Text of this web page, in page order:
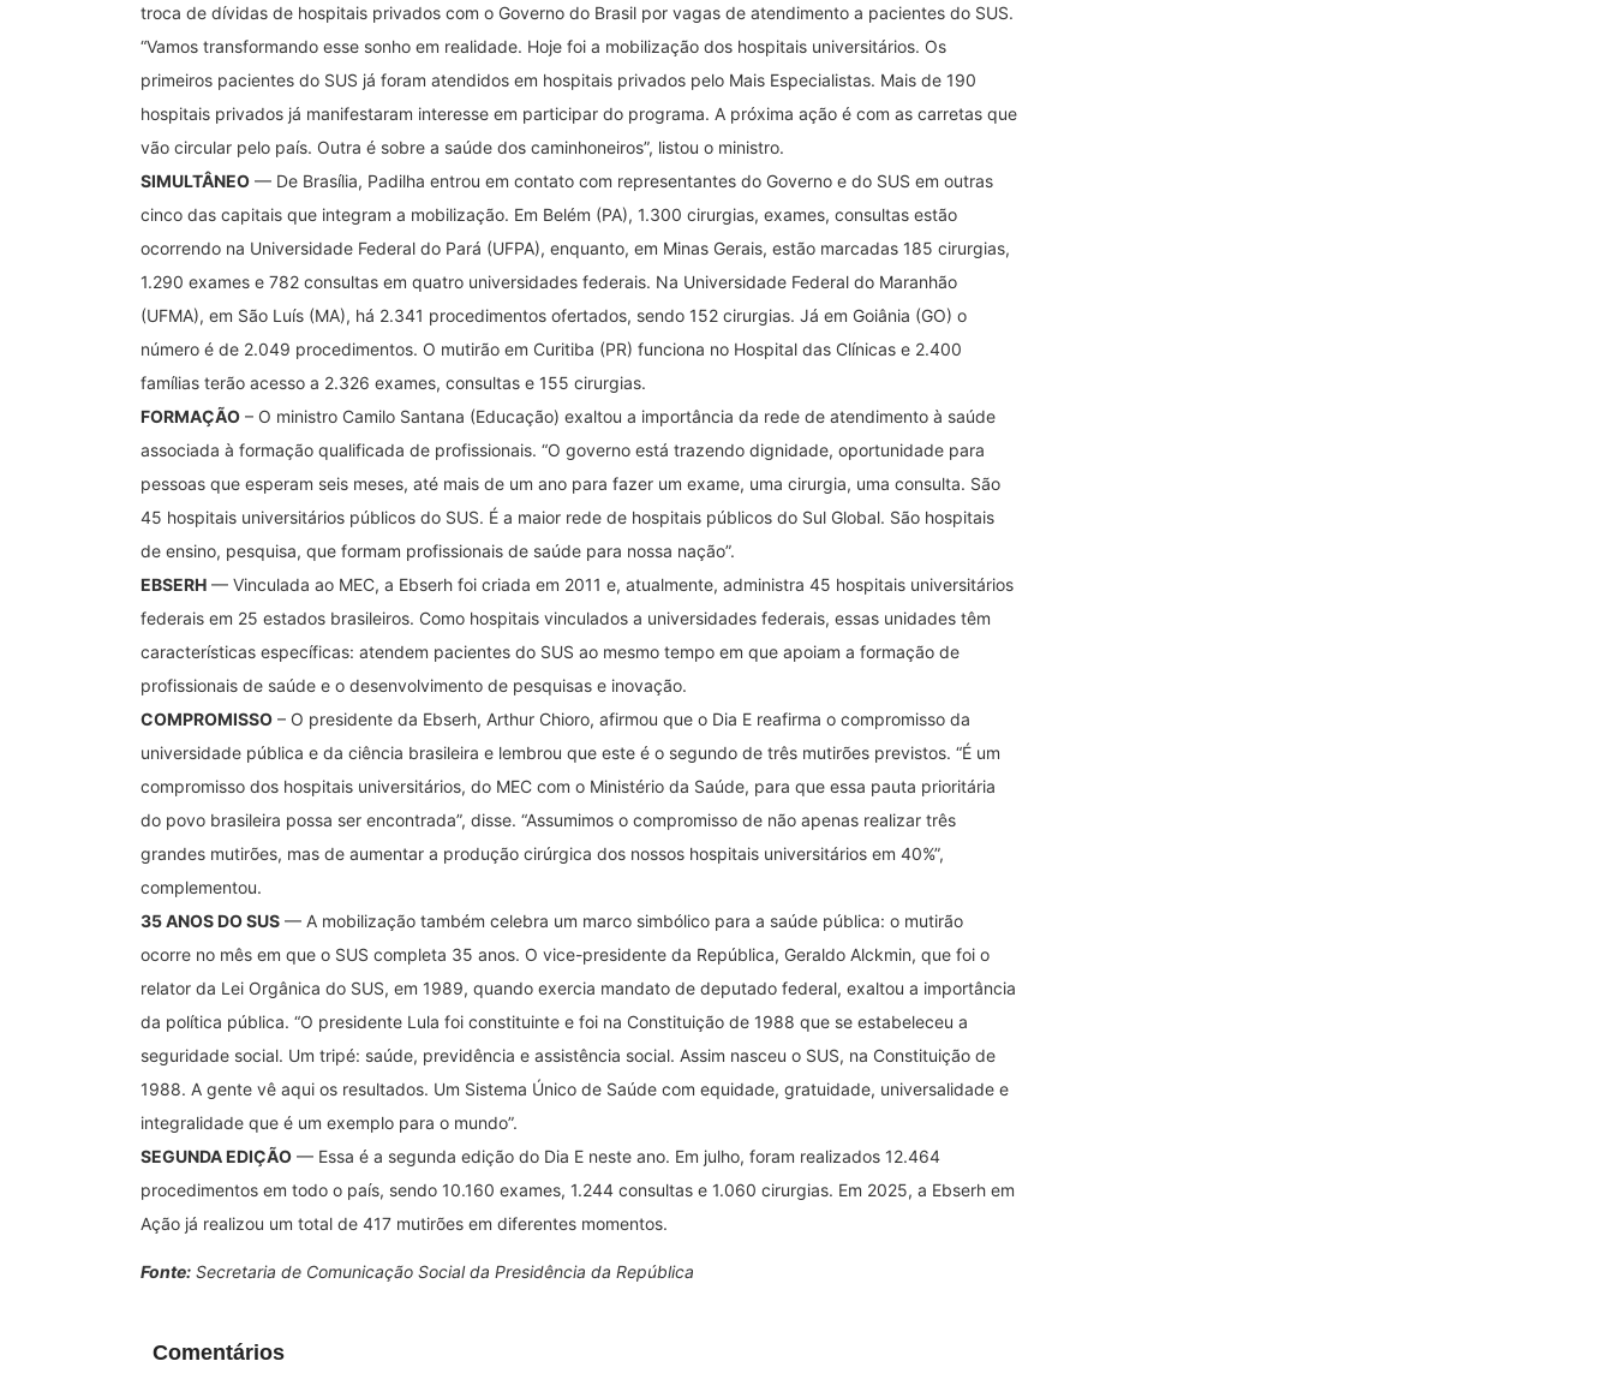
troca de dívidas de hospitais privados com o Governo do Brasil por vagas de atendimento a pacientes do SUS.
“Vamos transformando esse sonho em realidade. Hoje foi a mobilização dos hospitais universitários. Os
primeiros pacientes do SUS já foram atendidos em hospitais privados pelo Mais Especialistas. Mais de 190
hospitais privados já manifestaram interesse em participar do programa. A próxima ação é com as carretas que
vão circular pelo país. Outra é sobre a saúde dos caminhoneiros”, listou o ministro.
SIMULTÂNEO — De Brasília, Padilha entrou em contato com representantes do Governo e do SUS em outras
cinco das capitais que integram a mobilização. Em Belém (PA), 1.300 cirurgias, exames, consultas estão
ocorrendo na Universidade Federal do Pará (UFPA), enquanto, em Minas Gerais, estão marcadas 185 cirurgias,
1.290 exames e 782 consultas em quatro universidades federais. Na Universidade Federal do Maranhão
(UFMA), em São Luís (MA), há 2.341 procedimentos ofertados, sendo 152 cirurgias. Já em Goiânia (GO) o
número é de 2.049 procedimentos. O mutirão em Curitiba (PR) funciona no Hospital das Clínicas e 2.400
famílias terão acesso a 2.326 exames, consultas e 155 cirurgias.
FORMAÇÃO – O ministro Camilo Santana (Educação) exaltou a importância da rede de atendimento à saúde
associada à formação qualificada de profissionais. “O governo está trazendo dignidade, oportunidade para
pessoas que esperam seis meses, até mais de um ano para fazer um exame, uma cirurgia, uma consulta. São
45 hospitais universitários públicos do SUS. É a maior rede de hospitais públicos do Sul Global. São hospitais
de ensino, pesquisa, que formam profissionais de saúde para nossa nação”.
EBSERH — Vinculada ao MEC, a Ebserh foi criada em 2011 e, atualmente, administra 45 hospitais universitários
federais em 25 estados brasileiros. Como hospitais vinculados a universidades federais, essas unidades têm
características específicas: atendem pacientes do SUS ao mesmo tempo em que apoiam a formação de
profissionais de saúde e o desenvolvimento de pesquisas e inovação.
COMPROMISSO – O presidente da Ebserh, Arthur Chioro, afirmou que o Dia E reafirma o compromisso da
universidade pública e da ciência brasileira e lembrou que este é o segundo de três mutirões previstos. “É um
compromisso dos hospitais universitários, do MEC com o Ministério da Saúde, para que essa pauta prioritária
do povo brasileira possa ser encontrada”, disse. “Assumimos o compromisso de não apenas realizar três
grandes mutirões, mas de aumentar a produção cirúrgica dos nossos hospitais universitários em 40%”,
complementou.
35 ANOS DO SUS — A mobilização também celebra um marco simbólico para a saúde pública: o mutirão
ocorre no mês em que o SUS completa 35 anos. O vice-presidente da República, Geraldo Alckmin, que foi o
relator da Lei Orgânica do SUS, em 1989, quando exercia mandato de deputado federal, exaltou a importância
da política pública. “O presidente Lula foi constituinte e foi na Constituição de 1988 que se estabeleceu a
seguridade social. Um tripé: saúde, previdência e assistência social. Assim nasceu o SUS, na Constituição de
1988. A gente vê aqui os resultados. Um Sistema Único de Saúde com equidade, gratuidade, universalidade e
integralidade que é um exemplo para o mundo”.
SEGUNDA EDIÇÃO — Essa é a segunda edição do Dia E neste ano. Em julho, foram realizados 12.464
procedimentos em todo o país, sendo 10.160 exames, 1.244 consultas e 1.060 cirurgias. Em 2025, a Ebserh em
Ação já realizou um total de 417 mutirões em diferentes momentos.
Fonte: Secretaria de Comunicação Social da Presidência da República
Comentários